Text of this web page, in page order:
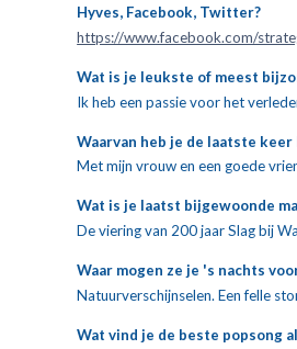
Hyves, Facebook, Twitter?
https://www.facebook.com/
Wat is je leukste of meest
Ik heb een passie voor het
Waarvan heb je de laatste
Met mijn vrouw en een goede
Wat is je laatst bijgewoonde
De viering van 200 jaar Slag bij
Waar mogen ze je 's nachts
Natuurverschijnselen. Een felle
Wat vind je de beste popsong